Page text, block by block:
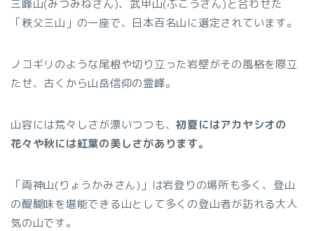
三峰山(みつみねさん)、武甲山(ぶこうさん)と合わせた
「秩父三山」の一座で、日本百名山に選定されています。
ノコギリのような尾根や切り立った岩壁がその風格を際立
たせ、古くから山岳信仰の霊峰。
山容には荒々しさが漂いつつも、初夏にはアカヤシオの
花々や秋には紅葉の美しさがあります。
「両神山(りょうかみさん)」は岩登りの場所も多く、登山
の醍醐味を堪能できる山として多くの登山者が訪れる大人
気の山です。